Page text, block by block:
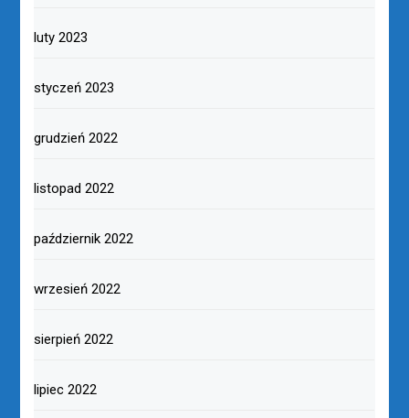
luty 2023
styczeń 2023
grudzień 2022
listopad 2022
październik 2022
wrzesień 2022
sierpień 2022
lipiec 2022